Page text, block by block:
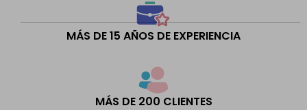
MÁS DE 15 AÑOS DE EXPERIENCIA
MÁS DE 200 CLIENTES